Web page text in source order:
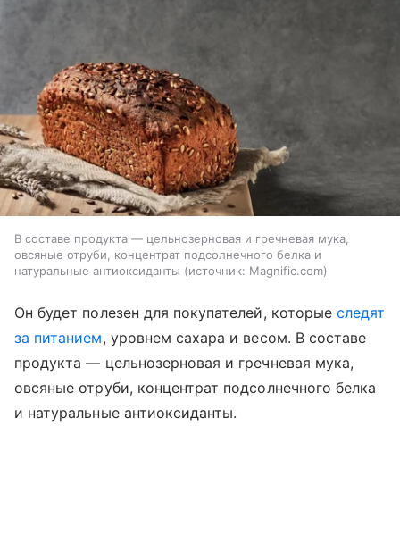
В составе продукта — цельнозерновая и гречневая мука,
овсяные отруби, концентрат подсолнечного белка и
натуральные антиоксиданты
источник: Magnific.com
Он будет полезен для покупателей, которыеследят
за питанием, уровнем сахара и весом. В составе
продукта — цельнозерновая и гречневая мука,
овсяные отруби, концентрат подсолнечного белка
и натуральные антиоксиданты.